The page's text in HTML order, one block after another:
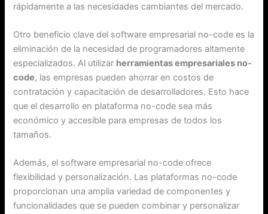
rápidamente a las necesidades cambiantes del mercado.
Otro beneficio clave del software empresarial no-code es la
eliminación de la necesidad de programadores altamente
especializados. Al utilizar herramientas empresariales no-
code, las empresas pueden ahorrar en costos de
contratación y capacitación de desarrolladores. Esto hace
que el desarrollo en plataforma no-code sea más
económico y accesible para empresas de todos los
tamaños.
Además, el software empresarial no-code ofrece
flexibilidad y personalización. Las plataformas no-code
proporcionan una amplia variedad de componentes y
funcionalidades que se pueden combinar y personalizar